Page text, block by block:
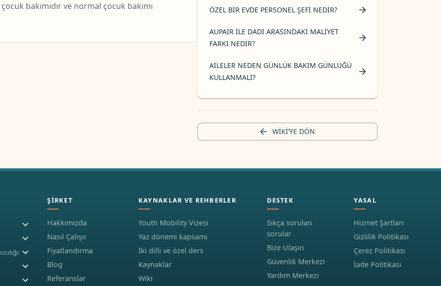
bakımıdır ve normal çocuk bakımı
ÖZEL BIR EVDE PERSONEL ŞEFI NEDIR?
AUPAIR ILE DADI ARASINDAKI MALIYET
FARKI NEDIR?
AILELER NEDEN GÜNLÜK BAKIM GÜNLÜĞÜ
KULLANMALI?
WIKI’YE DÖN
ŞIRKET
Hakkımızda
Nasıl Çalışır
Fiyatlandırma
Blog
Referanslar
KAYNAKLAR VE REHBERLER
Youth Mobility Vizesi
Yaz dönemi kapsamı
İki dilli ve özel ders
Kaynaklar
Wiki
DESTEK
Sıkça sorulan
sorular
Bize Ulaşın
Güvenlik Merkezi
Yardım Merkezi
YASAL
Hizmet Şartları
Gizlilik Politikası
Çerez Politikası
İade Politikası